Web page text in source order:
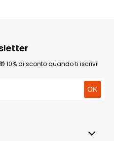
10% di sconto quando ti iscrivi!